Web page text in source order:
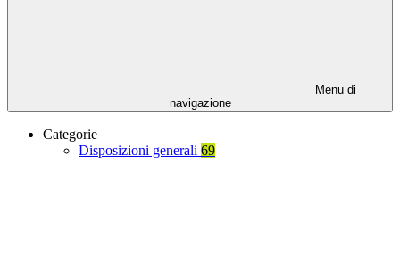
Menu di
navigazione
Categorie
Disposizioni generali 69